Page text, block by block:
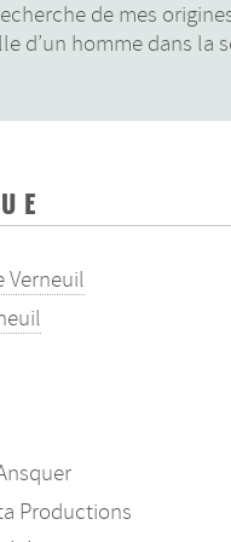
de mes
d’un homme dans
Verneuil
Productions